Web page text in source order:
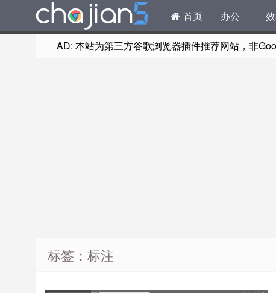
首页 办公
AD: 本站为第三方谷歌浏览器插件推荐网站，非
标签：标注